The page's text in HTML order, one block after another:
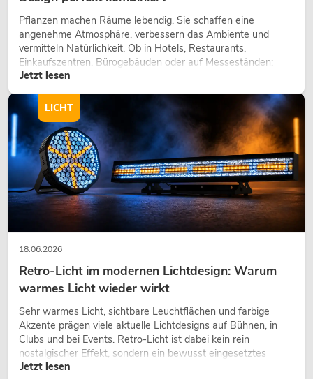
Pflanzen machen Räume lebendig. Sie schaffen eine
angenehme Atmosphäre, verbessern das Ambiente und
vermitteln Natürlichkeit. Ob in Hotels, Restaurants,
Einkaufszentren, Bürogebäuden oder auf Messeständen:
eine hochwertige Begrünung gehört heute längst zum
Jetzt lesen
18.06.2026
Retro-Licht im modernen Lichtdesign: Warum
warmes Licht wieder wirkt
Sehr warmes Licht, sichtbare Leuchtflächen und farbige
Akzente prägen viele aktuelle Lichtdesigns auf Bühnen, in
Clubs und bei Events. Retro-Licht ist dabei kein rein
nostalgischer Effekt, sondern ein bewusst eingesetztes
Gestaltungsmittel: Es schafft Atmosphäre, gibt Szenen
Jetzt lesen
LICHT